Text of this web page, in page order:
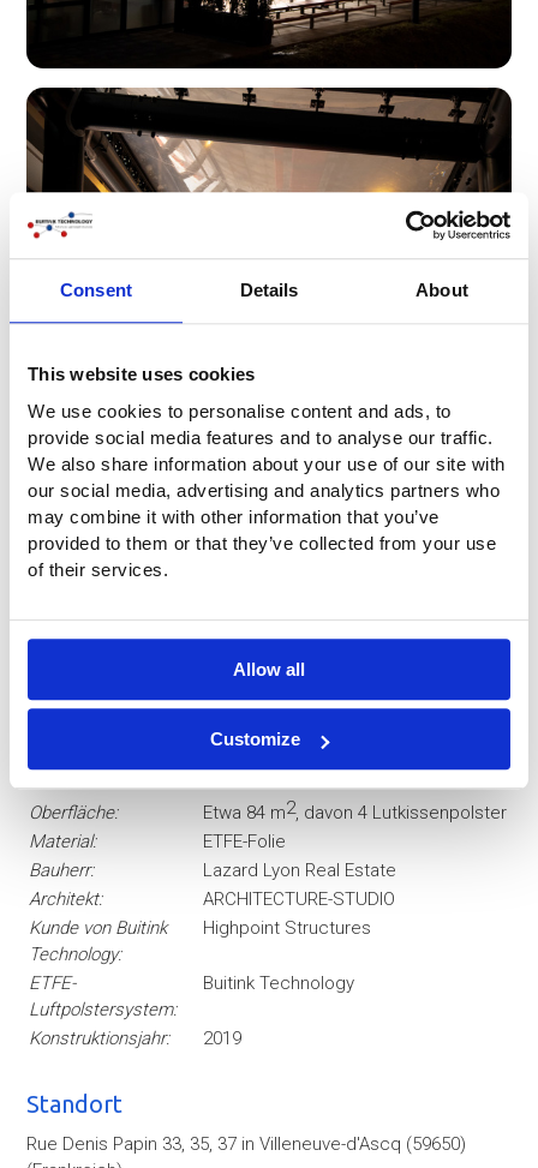
Consent Details About
This website uses cookies
We use cookies to personalise content and ads, to
provide social media features and to analyse our traffic.
We also share information about your use of our site with
our social media, advertising and analytics partners who
may combine it with other information that you’ve
provided to them or that they’ve collected from your use
of their services.
Allow all
Customize
Konstruktion und Detaillierung
Projektdaten
Oberfläche: Etwa 84 m2, davon 4 Lutkissenpolster
Material:
ETFE-Folie
Bauherr:
Lazard Lyon Real Estate
Architekt:
ARCHITECTURE-STUDIO
Kunde von Buitink
Technology:
Highpoint Structures
ETFE-
Luftpolstersystem:
Buitink Technology
Konstruktionsjahr: 2019
Standort
Rue Denis Papin 33, 35, 37 in Villeneuve-d'Ascq (59650)